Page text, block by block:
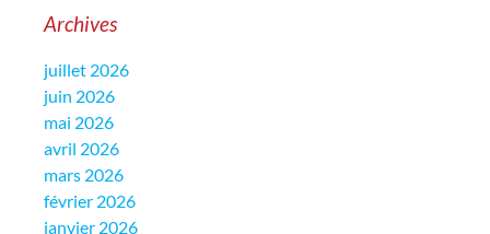
Archives
juillet 2026
juin 2026
mai 2026
avril 2026
mars 2026
février 2026
janvier 2026